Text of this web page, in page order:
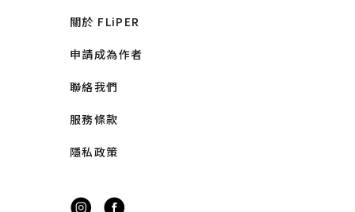
關於 FLiPER
申請成為作者
聯絡我們
服務條款
隱私政策